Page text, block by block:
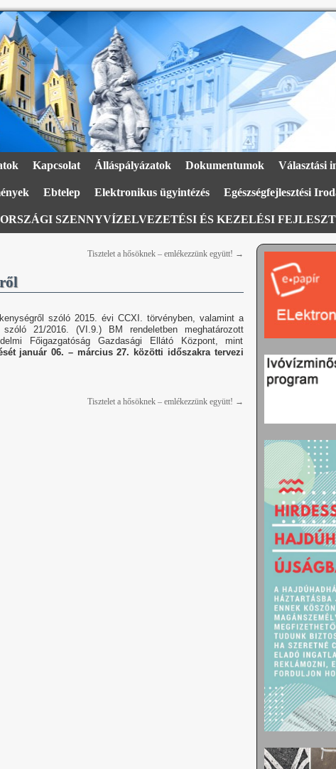
Kapcsolat Álláspályázatok Dokumentumok Választási
Ebtelep Elektronikus ügyintézés Egészségfejlesztési
SZENNYVÍZELVEZETÉSI ÉS KEZELÉSI
Tisztelet a hősöknek – emlékezzünk együtt! →
szóló 2015. évi CCXI. törvényben, valamint a
21/2016. (VI.9.) BM rendeletben meghatározott
Főigazgatóság Gazdasági Ellátó Központ, mint
január 06. – március 27.
közötti időszakra tervezi
Tisztelet a hősöknek – emlékezzünk együtt! →